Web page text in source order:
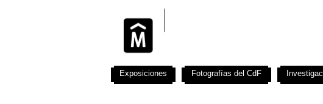
Exposiciones Fotografías del CdF